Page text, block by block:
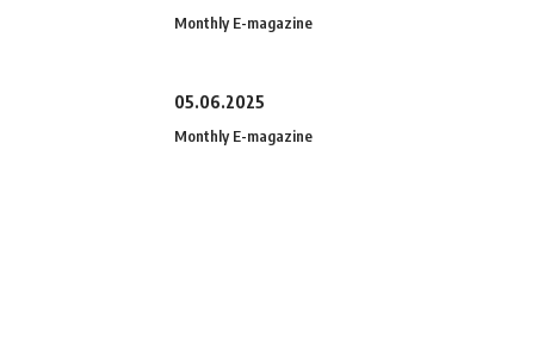
Monthly E-magazine
05.06.2025
Monthly E-magazine